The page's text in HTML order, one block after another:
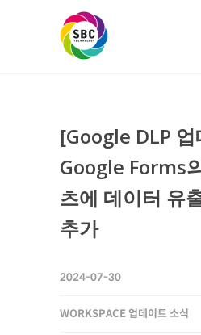
[Google DLP
Google Forms
츠에 데이터 유
추가
2024-07-30
WORKSPACE 업데이트 소식